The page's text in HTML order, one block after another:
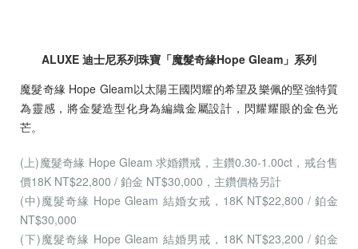
ALUXE 迪士尼系列珠寶「魔髮奇緣Hope Gleam」系列
魔髮奇緣 Hope Gleam以太陽王國閃耀的希望及樂佩的堅強特質
為靈感，將金髮造型化身為編織金屬設計，閃耀耀眼的金色光
芒。
(上)魔髮奇緣 Hope Gleam 求婚鑽戒，主鑽0.30-1.00ct，戒台售
價18K NT$22,800 / 鉑金 NT$30,000，主鑽價格另計
(中)魔髮奇緣 Hope Gleam 結婚女戒，18K NT$22,800 / 鉑金
NT$30,000
(下)魔髮奇緣 Hope Gleam 結婚男戒，18K NT$23,200 / 鉑金